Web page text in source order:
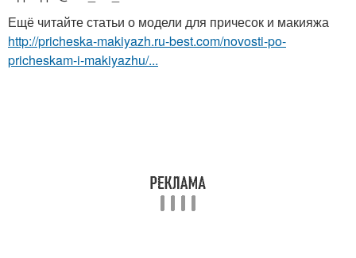
Ещё читайте статьи о модели для причесок и макияжа
http://pricheska-makiyazh.ru-best.com/novosti-po-
pricheskam-i-makiyazhu/...